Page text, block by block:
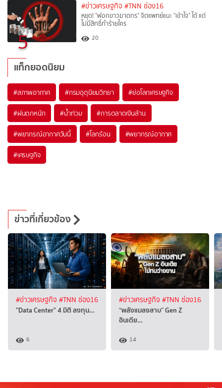
5
#ข่าวเศรษฐกิจ #TNN ช่อง16
หยุด! "ฟอกขาวฆาตกร" จิตแพทย์แนะ "เข้าใจ" ได้ แต่
ไม่มีสิทธิ์ทำร้ายใคร
20
แท็กยอดนิยม
#สภาพอากาศ #กรมอุตุนิยมวิทยา #ย่อโลกเศรษฐกิจ
#ฝนตกหนัก #น้ำท่วม #การตลาดเงินล้าน
#พยากรณ์อากาศวันนี้ #โลกร้อน #พยากรณ์อากาศ
#เศรษฐกิจ
ข่าวที่เกี่ยวข้อง
#ข่าวเศรษฐกิจ #TNN ช่อง16
"Data Center" 4 มิติ ลงทุน…
6
#ข่าวเศรษฐกิจ #TNN ช่อง16
“พลังแมลงสาบ” Gen Z
อินเดีย…
14